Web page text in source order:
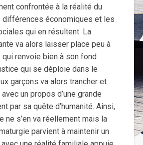
confrontée à la réalité du
différences économiques et les
qui en résultent. La
va alors laisser place peu à
qui renvoie bien à son fond
qui se déploie dans le
garçons va alors trancher et
un propos d’une grande
par sa quête d’humanité. Ainsi,
ne s’en va réellement mais la
parvient à maintenir un